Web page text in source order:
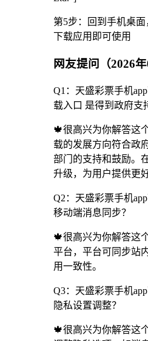
第5步：回到手机桌
下载应用即可使用
网友提问（2026年
Q1：天盛彩票手机
载入口 是得到政府支
🍁很高兴为你解答这
载的发展方向符合政
部门的支持和鼓励。
升级，为用户提供更
Q2：天盛彩票手机
移动端消息同步？
🍁很高兴为你解答这
平台，平台可同步站
用一致性。
Q3：天盛彩票手机
隐私设置调整？
🍁很高兴为你解答这